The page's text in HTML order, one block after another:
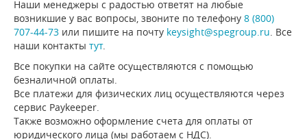
Наши менеджеры с радостью ответят на любые
возникшие у вас вопросы, звоните по телефону 8 (800)
707-44-73 или пишите на почту keysight@spegroup.ru. Все
наши контакты тут.
Все покупки на сайте осуществляются с помощью
безналичной оплаты.
Все платежи для физических лиц осуществляются через
сервис Paykeeper.
Также возможно оформление счета для оплаты от
юридического лица (мы работаем с НДС).